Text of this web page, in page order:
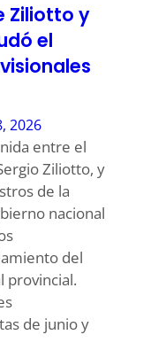
Ziliotto y
el
2026
entre el
Ziliotto, y
de la
nacional
del
provincial.
de junio y